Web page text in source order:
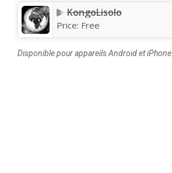
KongoLisolo
Price: Free
Disponible pour appareils Android et iPhone.